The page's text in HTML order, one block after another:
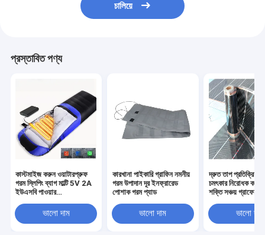
চালিয়ে
প্রস্তাবিত পণ্য
কাস্টমাইজ করুন ওয়াটারপ্রুফ
গরম স্লিপিং ব্যাগ মাল্টি 5V 2A
ইউএসবি পাওয়ার
গরম স্লিপিং ব্যাগ ক্যাম্পিং জন্য
ভালো দাম
কারখানা পাইকারি গ্রাফিন নমনীয়
গরম উপাদান দূর ইনফ্রারেড
পোশাক গরম প্যাড
ভালো দাম
দ্রুত তাপ প্রতিক্রিয়া
চমৎকার নিরোধক
শক্তি সঞ্চয় গ্রাফেন
ভালো দাম